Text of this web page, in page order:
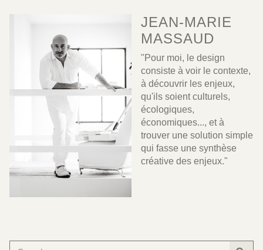
JEAN-MARIE
MASSAUD
"Pour moi, le design
consiste à voir le contexte,
à découvrir les enjeux,
qu'ils soient culturels,
écologiques,
économiques..., et à
trouver une solution simple
qui fasse une synthèse
créative des enjeux."